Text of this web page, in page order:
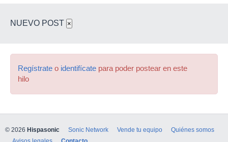
NUEVO POST ×
Regístrate o identifícate para poder postear en este
hilo
© 2026 Hispasonic Sonic Network Vende tu equipo
Quiénes somos